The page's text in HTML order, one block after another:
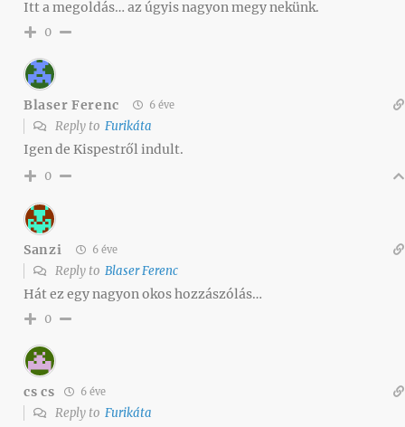
Itt a megoldás… az úgyis nagyon megy nekünk.
0
Blaser Ferenc 6 éve
Reply to Furikáta
Igen de Kispestről indult.
0
Sanzi 6 éve
Reply to Blaser Ferenc
Hát ez egy nagyon okos hozzászólás…
0
cs cs 6 éve
Reply to Furikáta